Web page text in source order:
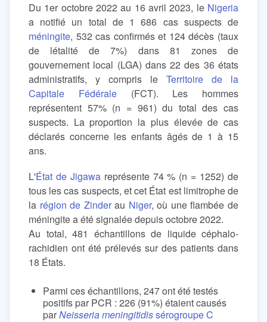
Du 1er octobre 2022 au 16 avril 2023, le Nigeria
a notifié un total de 1 686 cas suspects de
méningite, 532 cas confirmés et 124 décès (taux
de létalité de 7%) dans 81 zones de
gouvernement local (LGA) dans 22 des 36 états
administratifs, y compris le Territoire de la
Capitale Fédérale(FCT). Les hommes
représentent 57% (n = 961) du total des cas
suspects. La proportion la plus élevée de cas
déclarés concerne les enfants âgés de 1 à 15
ans.
L'État de Jigawareprésente 74 % (n = 1252) de
tous les cas suspects, et cet État est limitrophe de
la région de Zinderau Niger, où une flambée de
méningite a été signalée depuis octobre 2022.
Au total, 481 échantillons de liquide céphalo-
rachidien ont été prélevés sur des patients dans
18 États.
Parmi ces échantillons, 247 ont été testés
positifs par PCR : 226 (91%) étaient causés
parNeisseria meningitidissérogroupe C